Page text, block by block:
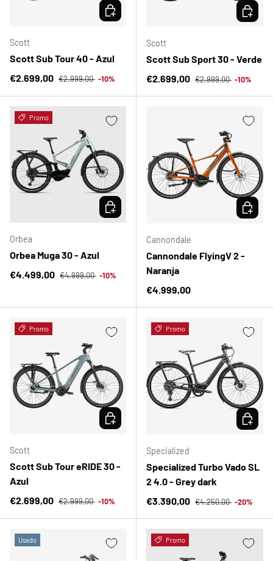
Scott
Scott Sub Tour 40 - Azul
Precio de venta
€2.699,00 Precio normal
€2.999,00 -10%
ELEGIR OPCIONES
Scott
Scott Sub Sport 30 - Verde
Precio de venta
€2.699,00 Precio normal
€2.999,00 -10%
ELEGIR
Promo
Orbea
Orbea Muga 30 - Azul
Precio de venta
€4.499,00 Precio normal
€4.999,00 -10%
ELEGIR OPCIONES
Cannondale
Cannondale FlyingV 2 -
Naranja
Precio normal
€4.999,00
ELEGIR
Promo
Scott
Scott Sub Tour eRIDE 30 -
Azul
Precio de venta
€2.699,00 Precio normal
€2.999,00 -10%
ELEGIR OPCIONES
Promo
Specialized
Specialized Turbo Vado SL
2 4.0 - Grey dark
Precio de venta
€3.390,00 Precio normal
€4.250,00 -20%
ELEGIR
Usado Promo